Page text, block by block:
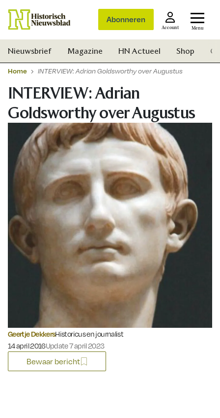
Abonneren
Account Menu
Zoek
Nieuwsbrief Magazine HN Actueel Shop
Home INTERVIEW: Adrian Goldsworthy over Augustus
INTERVIEW: Adrian
Goldsworthy over Augustus
Geertje DekkersHistoricus en journalist
Gepubliceerd op:
14 april 2016Update 7 april 2023
Bewaar bericht